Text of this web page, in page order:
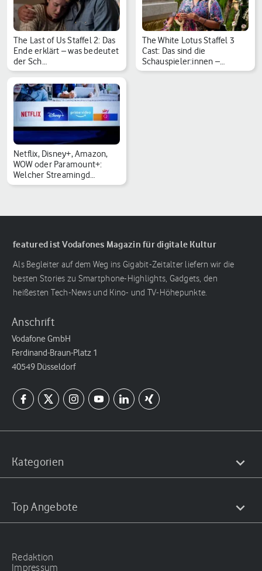
The Last of Us Staffel 2: Das
Ende erklärt – was bedeutet
der Sch…
The White Lotus Staffel 3
Cast: Das sind die
Schauspieler:innen –…
Netflix, Disney+, Amazon,
WOW oder Paramount+:
Welcher Streamingd…
featured ist Vodafones Magazin für digitale Kultur
Als Begleiter auf dem Weg ins Gigabit-Zeitalter liefern wir die
besten Stories zu Smartphone-Highlights, Gadgets, den
heißesten Tech-News und Kino- und TV-Höhepunkte.
Anschrift
Vodafone GmbH
Ferdinand-Braun-Platz 1
40549 Düsseldorf
Kategorien
Top Angebote
Redaktion
Impressum